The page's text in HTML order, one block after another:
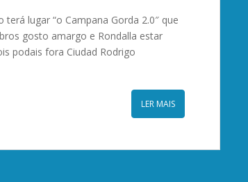
lugar “o Campana Gorda 2.0″ que
gosto amargo e Rondalla estar
podais fora Ciudad Rodrigo
LER MAIS